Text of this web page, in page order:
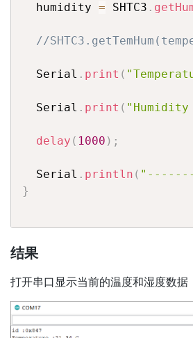
  humidity
= SHTC3 .
//
  Serial
. print (
  Serial
. print (
delay ( 1000 ) ;
  Serial
. println (
}
结果
打开串口显示当前的温度和湿度数据